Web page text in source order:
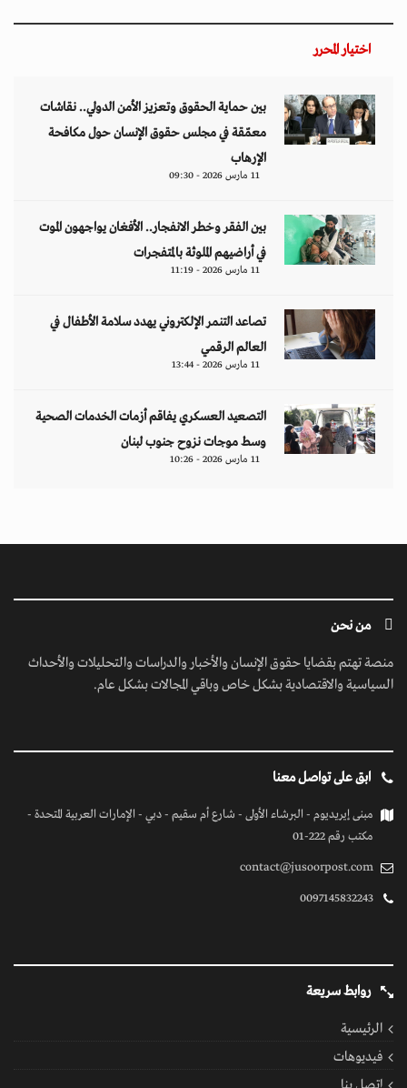
اختيار المحرر
بين حماية الحقوق وتعزيز الأمن الدولي.. نقاشات
معمّقة في مجلس حقوق الإنسان حول مكافحة
الإرهاب
11 مارس 2026 - 09:30
بين الفقر وخطر الانفجار.. الأفغان يواجهون الموت
في أراضيهم الملوثة بالمتفجرات
11 مارس 2026 - 11:19
تصاعد التنمر الإلكتروني يهدد سلامة الأطفال في
العالم الرقمي
11 مارس 2026 - 13:44
التصعيد العسكري يفاقم أزمات الخدمات الصحية
وسط موجات نزوح جنوب لبنان
11 مارس 2026 - 10:26
من نحن
منصة تهتم بقضايا حقوق الإنسان والأخبار والدراسات والتحليلات والأحداث
السياسية والاقتصادية بشكل خاص وباقي المجالات بشكل عام.
ابق على تواصل معنا
مبنى إيريديوم - البرشاء الأولى - شارع أم سقيم - دبي - الإمارات العربية المتحدة -
مكتب رقم 222-01
contact@jusoorpost.com
0097145832243
روابط سريعة
الرئيسية
فيديوهات